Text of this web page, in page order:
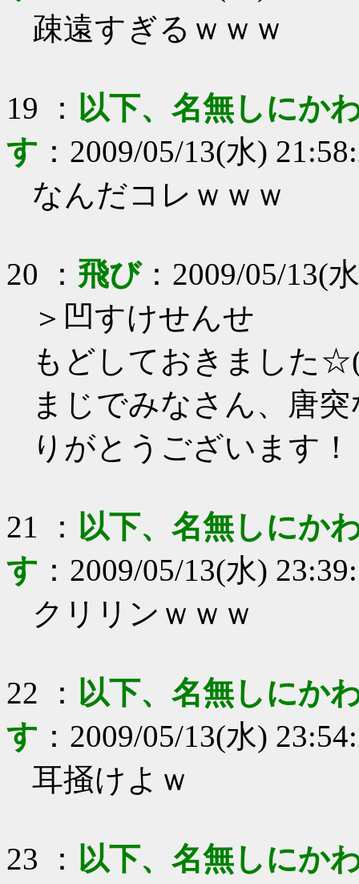
疎遠すぎるｗｗｗ
19 ： 以下、名無しにか
す ： 2009/05/13(水)
なんだコレｗｗｗ
20 ： 飛び： 2009/05/13(
＞凹すけせんせ
もどしておきました
まじでみなさん、唐
りがとうございます！
21 ： 以下、名無しにか
す ： 2009/05/13(水)
クリリンｗｗｗ
22 ： 以下、名無しにか
す ： 2009/05/13(水)
耳掻けよｗ
23 ： 以下、名無しにか